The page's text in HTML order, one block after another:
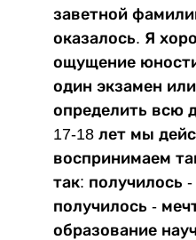
заветной
оказалось. Я
ощущение
один экзамен
определить всю
17-18 лет мы
воспринимаем
так: получилось
получилось -
образование